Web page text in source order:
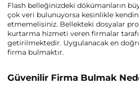
Flash belleğinizdeki dökümanların
çok veri bulunuyorsa kesinlikle
etmemelisiniz. Bellekteki dosyalar
kurtarma hizmeti veren firmalar
getirilmektedir. Uygulanacak en
firma bulmaktır.
Güvenilir Firma Bulmak